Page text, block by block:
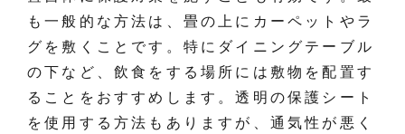
も一般的な方法は、畳の上にカーペットやラ
グを敷くことです。特にダイニングテーブル
の下など、飲食をする場所には敷物を配置す
ることをおすすめします。透明の保護シート
を使用する方法もありますが、通気性が悪く